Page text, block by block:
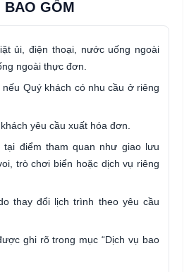
BAO GỒM
ủi, điện thoại, nước uống ngoài
ngoài thực đơn.
Quý khách có nhu cầu ở riêng
yêu cầu xuất hóa đơn.
điểm tham quan như giao lưu
trò chơi biển hoặc dịch vụ riêng
thay đổi lịch trình theo yêu cầu
ghi rõ trong mục “Dịch vụ bao